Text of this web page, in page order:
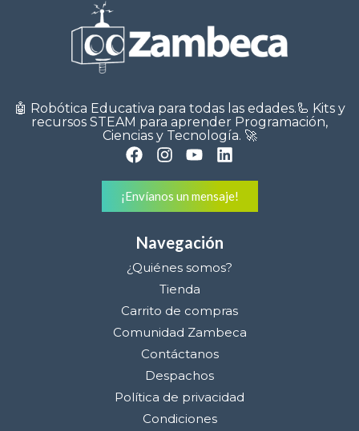
🤖 Robótica Educativa para todas las edades.🦾 Kits y
recursos STEAM para aprender Programación,
Ciencias y Tecnología. 🚀
¡Envíanos un mensaje!
Navegación
¿Quiénes somos?
Tienda
Carrito de compras
Comunidad Zambeca
Contáctanos
Despachos
Política de privacidad
Condiciones